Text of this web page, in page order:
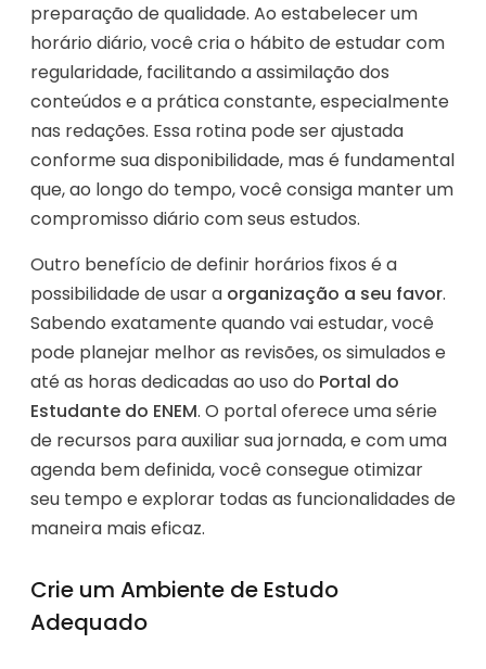
preparação de qualidade. Ao estabelecer um
horário diário, você cria o hábito de estudar com
regularidade, facilitando a assimilação dos
conteúdos e a prática constante, especialmente
nas redações. Essa rotina pode ser ajustada
conforme sua disponibilidade, mas é fundamental
que, ao longo do tempo, você consiga manter um
compromisso diário com seus estudos.
Outro benefício de definir horários fixos é a
possibilidade de usar a organização a seu favor.
Sabendo exatamente quando vai estudar, você
pode planejar melhor as revisões, os simulados e
até as horas dedicadas ao uso do Portal do
Estudante do ENEM. O portal oferece uma série
de recursos para auxiliar sua jornada, e com uma
agenda bem definida, você consegue otimizar
seu tempo e explorar todas as funcionalidades de
maneira mais eficaz.
Crie um Ambiente de Estudo
Adequado